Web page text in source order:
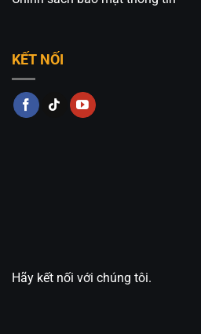
KẾT NỐI
Hãy kết nối với chúng tôi.